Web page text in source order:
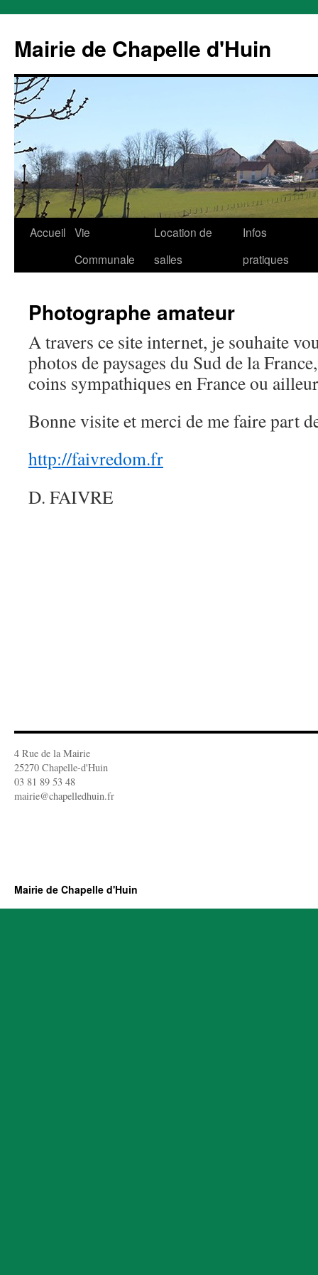
Mairie de Chapelle d'Huin
Aller
Accueil Vie
Communale
Location de
salles
Infos
pratiques
Photographe amateur
A travers ce site internet, je souhaite
photos de paysages du Sud de la
coins sympathiques en France ou
Bonne visite et merci de me faire part
http://faivredom.fr
D. FAIVRE
4 Rue de la Mairie
25270 Chapelle-d'Huin
03 81 89 53 48
mairie@chapelledhuin.fr
Mairie de Chapelle d'Huin